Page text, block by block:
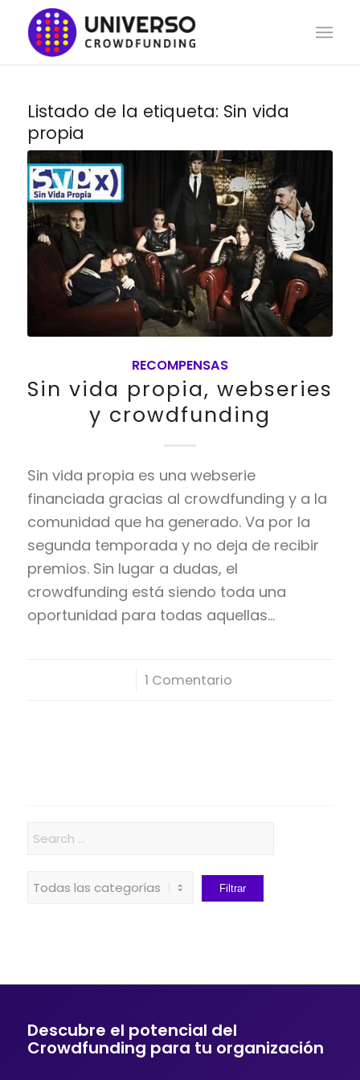
Listado de la etiqueta: Sin vida
propia
RECOMPENSAS
Sin vida propia, webseries
y crowdfunding
Sin vida propia es una webserie
financiada gracias al crowdfunding y a la
comunidad que ha generado. Va por la
segunda temporada y no deja de recibir
premios. Sin lugar a dudas, el
crowdfunding está siendo toda una
oportunidad para todas aquellas…
1 Comentario
Descubre el potencial del
Crowdfunding para tu organización